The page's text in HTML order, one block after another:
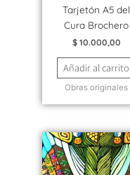
Tarjetón A5 del
Cura Brochero
$10.000,00
Añadir al carrito
Obras originales